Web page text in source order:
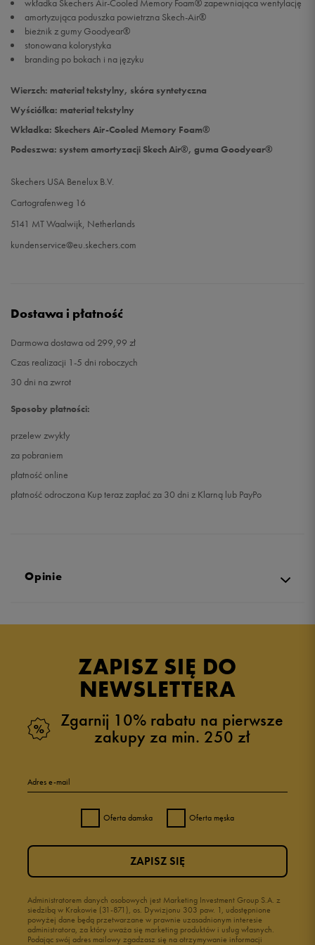
wkładka Skechers Air-Cooled Memory Foam® zapewniająca wentylację
amortyzująca poduszka powietrzna Skech-Air®
bieżnik z gumy Goodyear®
stonowana kolorystyka
branding po bokach i na języku
Wierzch: materiał tekstylny, skóra syntetyczna
Wyściółka: materiał tekstylny
Wkładka: Skechers Air-Cooled Memory Foam®
Podeszwa: system amortyzacji Skech Air®, guma Goodyear®
Skechers USA Benelux B.V.
Cartografenweg 16
5141 MT Waalwijk, Netherlands
kundenservice@eu.skechers.com
Dostawa i płatność
Darmowa dostawa od 299,99 zł
Czas realizacji 1-5 dni roboczych
30 dni na zwrot
Sposoby płatności:
przelew zwykły
za pobraniem
płatność online
płatność odroczona Kup teraz zapłać za 30 dni z Klarną lub PayPo
Opinie
5.0
zebranych i zweryfikowanych przez
4 3%
1 0%
ZAPISZ SIĘ DO
NEWSLETTERA
Zgarnij 10% rabatu na pierwsze
zakupy za min. 250 zł
Adres e-mail
Oferta damska Oferta męska
Administratorem danych osobowych jest Marketing Investment Group S.A. z
siedzibą w Krakowie (31-871), os. Dywizjonu 303 paw. 1, udostępnione
powyżej dane będą przetwarzane w prawnie uzasadnionym interesie
administratora, za który uważa się marketing produktów i usług własnych.
Podając swój adres mailowy zgadzasz się na otrzymywanie informacji
ZAPISZ SIĘ